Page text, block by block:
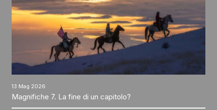
13 Mag 2026
Magnifiche 7. La fine di un capitolo?